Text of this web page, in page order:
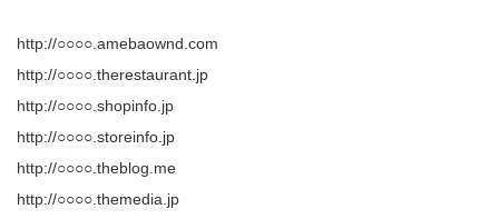
http://○○○○.amebaownd.com
http://○○○○.therestaurant.jp
http://○○○○.shopinfo.jp
http://○○○○.storeinfo.jp
http://○○○○.theblog.me
http://○○○○.themedia.jp